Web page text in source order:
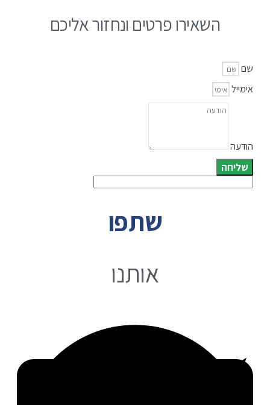
השאירו פרטים ונחזור אליכם
שם
אימייל
הודעה
שליחה
שתפו
אותנו